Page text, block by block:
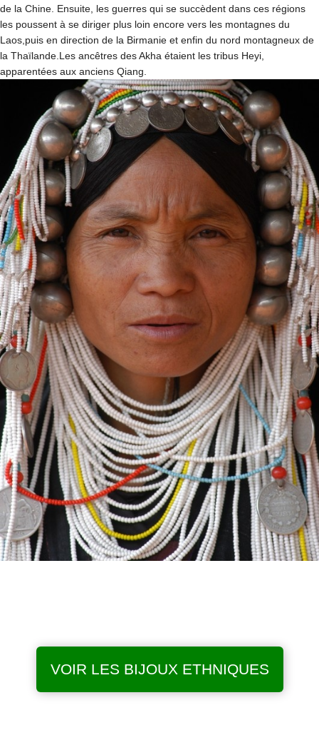
de la Chine. Ensuite, les guerres qui se succèdent dans ces régions
les poussent à se diriger plus loin encore vers les montagnes du
Laos,puis en direction de la Birmanie et enfin du nord montagneux de
la Thaïlande.Les ancêtres des Akha étaient les tribus Heyi,
apparentées aux anciens Qiang.
VOIR LES BIJOUX ETHNIQUES